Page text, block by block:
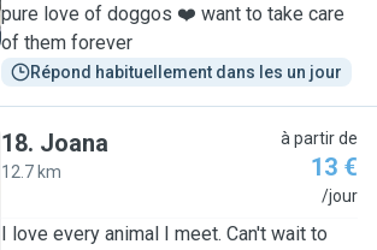
pure love of doggos ❤️ want to take care
of them forever
Répond habituellement dans les un jour
18. Joana
12.7 km
à partir de
13 €
/jour
I love every animal I meet. Can't wait to